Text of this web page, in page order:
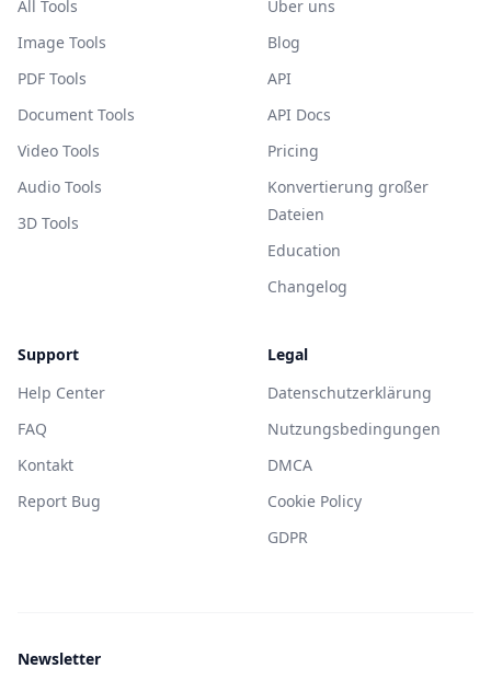
All Tools
Image Tools
PDF Tools
Document Tools
Video Tools
Audio Tools
3D Tools
Über uns
Blog
API
API Docs
Pricing
Konvertierung großer
Dateien
Education
Changelog
Support
Help Center
FAQ
Kontakt
Report Bug
Legal
Datenschutzerklärung
Nutzungsbedingungen
DMCA
Cookie Policy
GDPR
Newsletter